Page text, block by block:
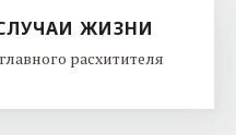
ЖИЗНИ
расхитителя